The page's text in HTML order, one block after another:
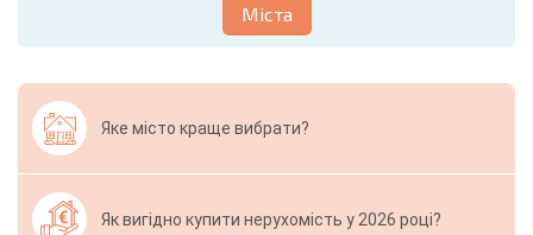
Міста
Яке місто краще вибрати?
Як вигідно купити нерухомість у 2026 році?